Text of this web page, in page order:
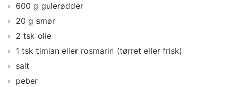
600 g gulerødder
20 g smør
2 tsk olie
1 tsk timian eller rosmarin (tørret eller frisk)
salt
peber